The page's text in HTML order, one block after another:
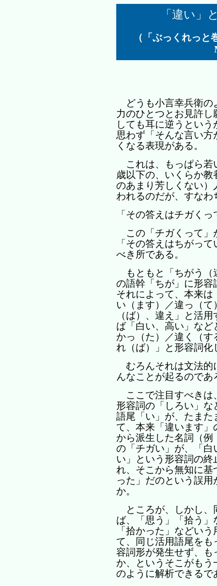
「違い」
（「ぶっくれっと
どうも小言幸兵衛の
力のひとつとお見許
しても耳に逆うとい
思わず「そんな言い
くなる表現がある。
これは、もっぱら若
歳以下の、いくらか
のあまり芳しくない
われるのだが、すな
「その答えはチガく
この「チガくって」
「その答えはちがっ
べき所である。
もともと「ちがう（
の語幹「ちが」に形
それによって、本来
い（ます）／違っ（
（ば）、違え」と活
ば「白い、高い」な
かっ（た）／違く（
れ（ば）」と形容詞
むろんそれは文法的
んなことが起るのであ
ここで注目すべきは
形容詞の「しろい」
語尾「い」が、たま
て、本来「違います
から派生した名詞（
の「チガい」が、「
い」という形容詞の
れ、そこから無知に
った」だのという誤
か。
ところが、しかし、
ば、「思う」「拾う
「拾かった」などい
て、同じ活用語尾を
容詞形が発生せず、
か、というそこがも
のように解析できるで